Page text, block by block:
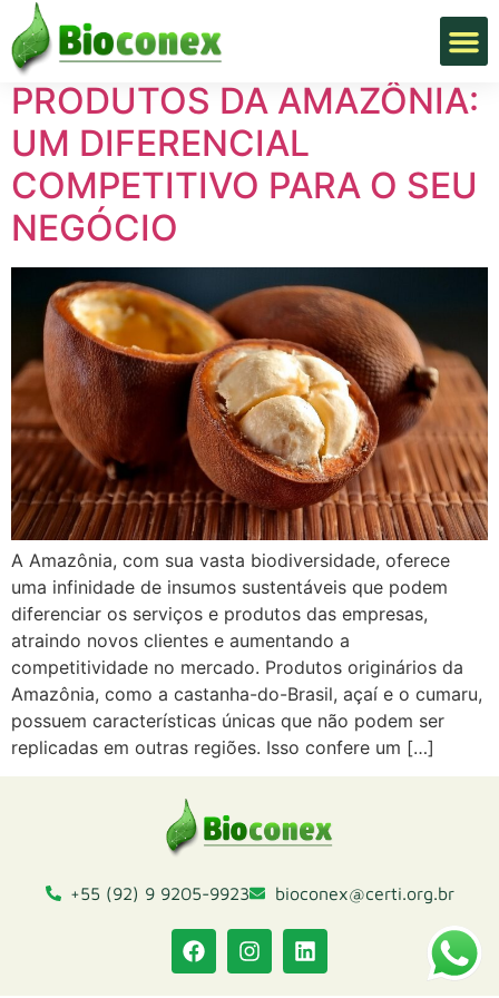
Tag:empresa
PRODUTOS DA AMAZÔNIA:
UM DIFERENCIAL
COMPETITIVO PARA O SEU
NEGÓCIO
A Amazônia, com sua vasta biodiversidade, oferece
uma infinidade de insumos sustentáveis que podem
diferenciar os serviços e produtos das empresas,
atraindo novos clientes e aumentando a
competitividade no mercado. Produtos originários da
Amazônia, como a castanha-do-Brasil, açaí e o cumaru,
possuem características únicas que não podem ser
replicadas em outras regiões. Isso confere um […]
+55 (92) 9 9205-9923 bioconex@certi.org.br